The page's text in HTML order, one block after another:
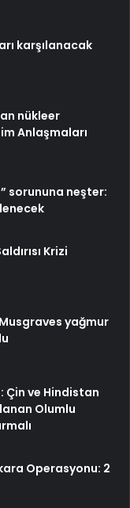
karşılanacak
nükleer
Anlaşmaları
sorununa neşter:
Krizi
yağmur
Çin ve Hindistan
Olumlu
Operasyonu: 2